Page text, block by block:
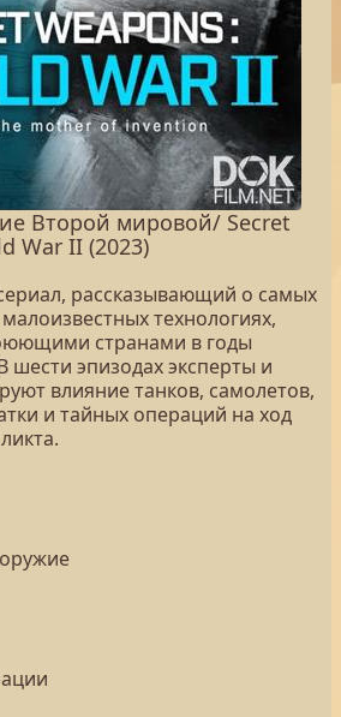
Второй мировой/ Secret
War II (2023)
рассказывающий о самых
технологиях,
странами в годы
эпизодах эксперты и
влияние танков, самолетов,
и тайных операций на ход